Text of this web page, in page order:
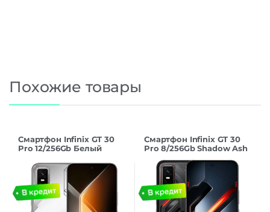
Похожие товары
Смартфон Infinix GT 30
Pro 12/256Gb Белый
Смартфон Infinix GT 30
Pro 8/256Gb Shadow Ash